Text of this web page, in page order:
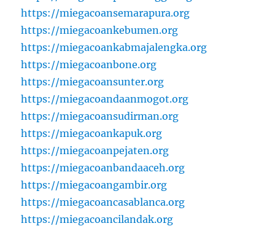
https://miegacoansemarapura.org
https://miegacoankebumen.org
https://miegacoankabmajalengka.org
https://miegacoanbone.org
https://miegacoansunter.org
https://miegacoandaanmogot.org
https://miegacoansudirman.org
https://miegacoankapuk.org
https://miegacoanpejaten.org
https://miegacoanbandaaceh.org
https://miegacoangambir.org
https://miegacoancasablanca.org
https://miegacoancilandak.org